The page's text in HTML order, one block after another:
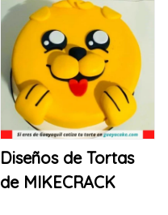
Diseños de Tortas
de MIKECRACK